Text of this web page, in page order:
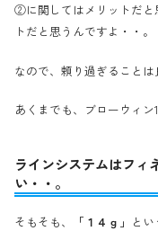
②に関してはメリットだと
トだと思うんですよ・・。
なので、頼り過ぎることは
あくまでも、ブローウィン
ラインシステムはフィ
い・・。
そもそも、 「１４ｇ」 と